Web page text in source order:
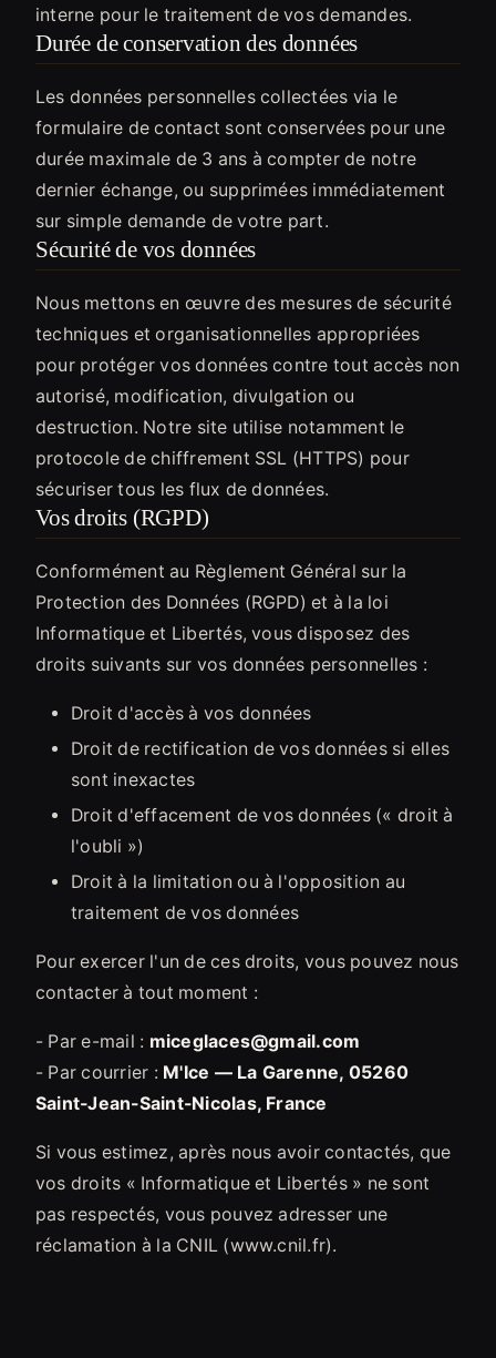
interne pour le traitement de vos demandes.
Durée de conservation des données
Les données personnelles collectées via le
formulaire de contact sont conservées pour une
durée maximale de 3 ans à compter de notre
dernier échange, ou supprimées immédiatement
sur simple demande de votre part.
Sécurité de vos données
Nous mettons en œuvre des mesures de sécurité
techniques et organisationnelles appropriées
pour protéger vos données contre tout accès non
autorisé, modification, divulgation ou
destruction. Notre site utilise notamment le
protocole de chiffrement SSL (HTTPS) pour
sécuriser tous les flux de données.
Vos droits (RGPD)
Conformément au Règlement Général sur la
Protection des Données (RGPD) et à la loi
Informatique et Libertés, vous disposez des
droits suivants sur vos données personnelles :
Droit d'accès à vos données
Droit de rectification de vos données si elles
sont inexactes
Droit d'effacement de vos données (« droit à
l'oubli »)
Droit à la limitation ou à l'opposition au
traitement de vos données
Pour exercer l'un de ces droits, vous pouvez nous
contacter à tout moment :
- Par e-mail : miceglaces@gmail.com
- Par courrier : M'Ice — La Garenne, 05260
Saint-Jean-Saint-Nicolas, France
Si vous estimez, après nous avoir contactés, que
vos droits « Informatique et Libertés » ne sont
pas respectés, vous pouvez adresser une
réclamation à la CNIL (www.cnil.fr).